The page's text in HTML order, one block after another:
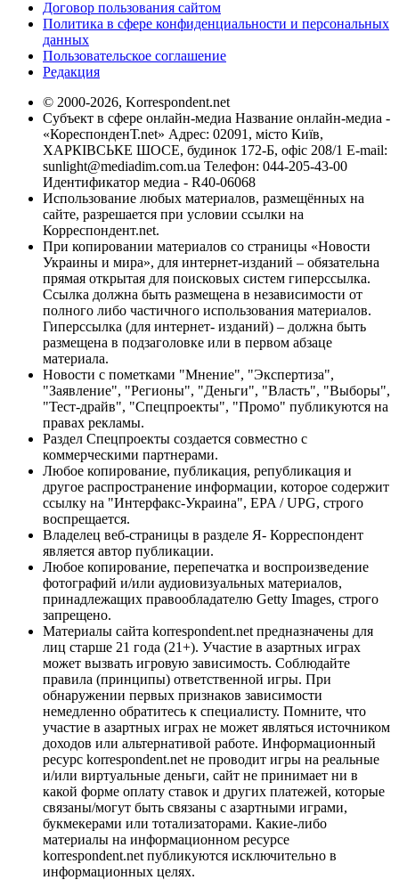
Договор пользования сайтом
Политика в сфере конфиденциальности и персональных
данных
Пользовательское соглашение
Редакция
© 2000-2026, Korrespondent.net
Субъект в сфере онлайн-медиа Название онлайн-медиа -
«КореспонденТ.net» Адрес: 02091, місто Київ,
ХАРКІВСЬКЕ ШОСЕ, будинок 172-Б, офіс 208/1 E-mail:
sunlight@mediadim.com.ua Телефон: 044-205-43-00
Идентификатор медиа - R40-06068
Использование любых материалов, размещённых на
сайте, разрешается при условии ссылки на
Корреспондент.net.
При копировании материалов со страницы «Новости
Украины и мира», для интернет-изданий – обязательна
прямая открытая для поисковых систем гиперссылка.
Ссылка должна быть размещена в независимости от
полного либо частичного использования материалов.
Гиперссылка (для интернет- изданий) – должна быть
размещена в подзаголовке или в первом абзаце
материала.
Новости с пометками "Мнение", "Экспертиза",
"Заявление", "Регионы", "Деньги", "Власть", "Выборы",
"Тест-драйв", "Спецпроекты", "Промо" публикуются на
правах рекламы.
Раздел Спецпроекты создается совместно с
коммерческими партнерами.
Любое копирование, публикация, републикация и
другое распространение информации, которое содержит
ссылку на "Интерфакс-Украина", EPA / UPG, строго
воспрещается.
Владелец веб-страницы в разделе Я- Корреспондент
является автор публикации.
Любое копирование, перепечатка и воспроизведение
фотографий и/или аудиовизуальных материалов,
принадлежащих правообладателю Getty Images, строго
запрещено.
Материалы сайта korrespondent.net предназначены для
лиц старше 21 года (21+). Участие в азартных играх
может вызвать игровую зависимость. Соблюдайте
правила (принципы) ответственной игры. При
обнаружении первых признаков зависимости
немедленно обратитесь к специалисту. Помните, что
участие в азартных играх не может являться источником
доходов или альтернативой работе. Информационный
ресурс korrespondent.net не проводит игры на реальные
и/или виртуальные деньги, сайт не принимает ни в
какой форме оплату ставок и других платежей, которые
связаны/могут быть связаны с азартными играми,
букмекерами или тотализаторами. Какие-либо
материалы на информационном ресурсе
korrespondent.net публикуются исключительно в
информационных целях.